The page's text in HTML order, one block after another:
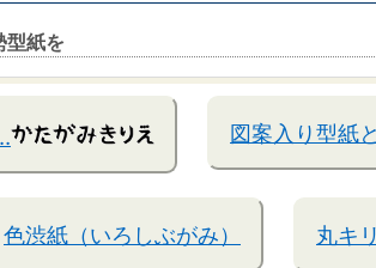
型紙を
図案入り型紙
色渋紙（いろしぶがみ） 丸キリ